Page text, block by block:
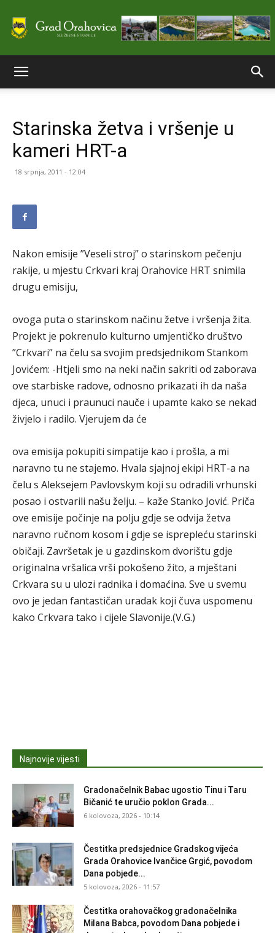
stranice
Starinska žetva i vršenje u
kameri HRT-a
18 srpnja, 2011 - 12:04
Nakon emisije ”Veseli stroj” o starinskom pečenju
rakije, u mjestu Crkvari kraj Orahovice HRT snimila
drugu emisiju,
ovoga puta o starinskom načinu žetve i vršenja žita.
Projekt je pokrenulo kulturno umjentičko društvo
”Crkvari” na čelu sa svojim predsjednikom Stankom
Jovićem: -Htjeli smo na neki način sakriti od zaborava
ove starbiske radove, odnosno prikazati ih da naša
djeca, unuci i praunuci nauče i upamte kako se nekad
živjelo i radilo. Vjerujem da će
ova emisija pokupiti simpatije kao i prošla, a mi
naravno tu ne stajemo. Hvala sjajnoj ekipi HRT-a na
čelu s Aleksejem Pavlovskym koji su odradili vrhunski
posao i ostvarili našu želju. – kaže Stanko Jović. Priča
ove emisije počinje na polju gdje se odvija žetva
naravno ručnom kosom i gdje se isprepleću starinski
običaji. Završetak je u gazdinskom dvorištu gdje
originalna vršalica vrši pokošeno žito, a mještani
Crkvara su u ulozi radnika i domaćina. Sve u svemu
ovo je jedan fantastičan uradak koji čuva uspomenu
kako Crkvara tako i cijele Slavonije.(V.G.)
Najnovije vijesti
Gradonačelnik Babac ugostio Tinu i Taru
Bičanić te uručio poklon Grada...
6 kolovoza, 2026 - 10:14
Čestitka predsjednice Gradskog vijeća
Grada Orahovice Ivančice Grgić, povodom
Dana pobjede...
5 kolovoza, 2026 - 11:57
Čestitka orahovačkog gradonačelnika
Milana Babca, povodom Dana pobjede i